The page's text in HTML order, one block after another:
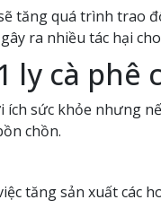
tăng quá trình trao
ra nhiều tác hại
ly cà phê
ích sức khỏe nhưng
chồn.
tăng sản xuất các